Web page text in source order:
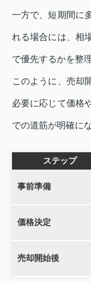
一方で、短期間に
れる場合には、相
で優先するかを整
このように、売却
必要に応じて価格
での道筋が明確に
ステップ
事前準備
価格決定
売却開始後